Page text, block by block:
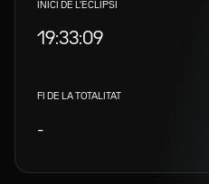
INICI DE L'ECLIPSI
19:33:09
FI DE LA TOTALITAT
-